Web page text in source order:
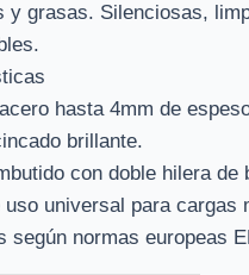
y grasas. Silenciosas,
hasta 4mm de
brillante.
con doble hilera de
uso universal para cargas
según normas europeas